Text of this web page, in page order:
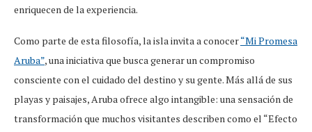
enriquecen de la experiencia.
Como parte de esta filosofía, la isla invita a conocer“Mi Promesa
Aruba”, una iniciativa que busca generar un compromiso
consciente con el cuidado del destino y su gente. Más allá de sus
playas y paisajes, Aruba ofrece algo intangible: una sensación de
transformación que muchos visitantes describen como el “Efecto